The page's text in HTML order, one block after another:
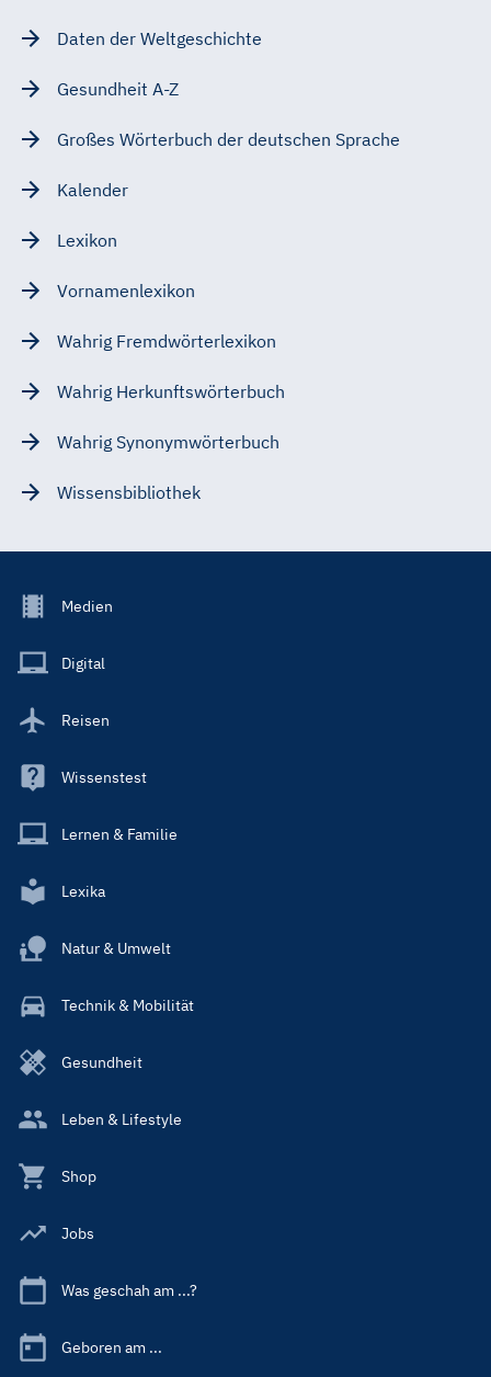
Daten der Weltgeschichte
Gesundheit A-Z
Großes Wörterbuch der deutschen Sprache
Kalender
Lexikon
Vornamenlexikon
Wahrig Fremdwörterlexikon
Wahrig Herkunftswörterbuch
Wahrig Synonymwörterbuch
Wissensbibliothek
Footer
Main
Medien
Digital
Reisen
Wissenstest
Lernen & Familie
Lexika
Natur & Umwelt
Technik & Mobilität
Gesundheit
Leben & Lifestyle
Shop
Jobs
Was geschah am ...?
Geboren am ...